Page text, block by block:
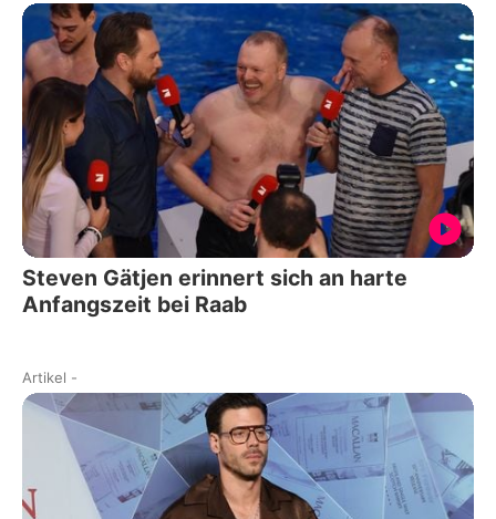
Steven Gätjen erinnert sich an harte
Anfangszeit bei Raab
Artikel -